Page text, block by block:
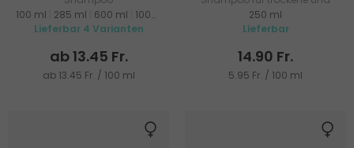
100 ml
285 ml 600 ml
1000 ml
Lieferbar 4 Varianten
ab 13.45 Fr.
ab 13.45 Fr. / 100 ml
juckende Kopfhaut
250 ml
Lieferbar
14.90 Fr.
5.95 Fr. / 100 ml